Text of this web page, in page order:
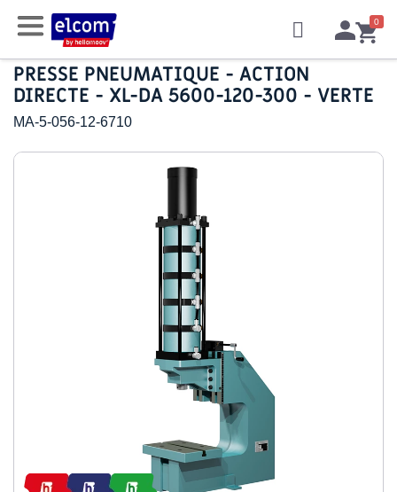
PRESSE PNEUMATIQUE - ACTION
DIRECTE - XL-DA 5600-120-300 - VERTE
MA-5-056-12-6710